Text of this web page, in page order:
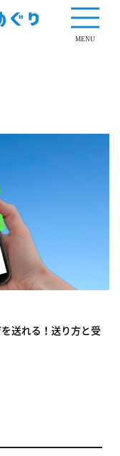
MENU
送れる！送り方と受